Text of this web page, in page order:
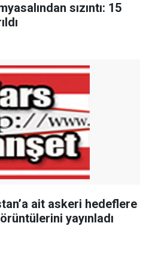
sızıntı: 15
ait askeri hedeflere
yayınladı